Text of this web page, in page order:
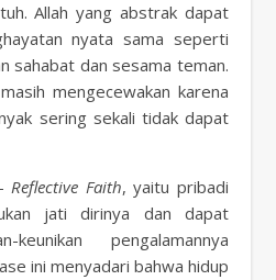
Allah yang abstrak dapat
nyata sama seperti
sahabat dan sesama teman.
mengecewakan karena
sering sekali tidak dapat
Reflective Faith, yaitu pribadi
jati dirinya dan dapat
keunikan pengalamannya
ini menyadari bahwa hidup